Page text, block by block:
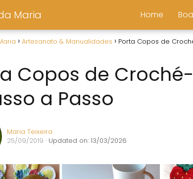
Maria Home
Artesanato & Manualidades
Porta Copos de
Copos de
a Passo
Maria Teixeira
25/09/2019 · Updated on: 13/03/2026